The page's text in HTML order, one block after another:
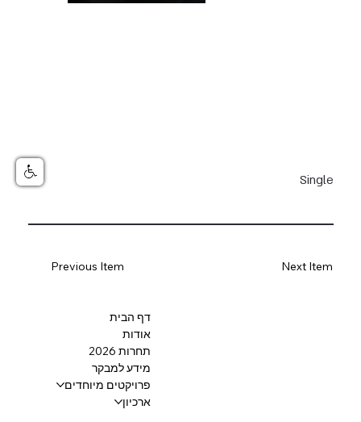
Single
Next Item
Previous Item
דף הבית
אודות
תחרות 2026
מידע למבקר
פרויקטים מיוחדים
ארכיון